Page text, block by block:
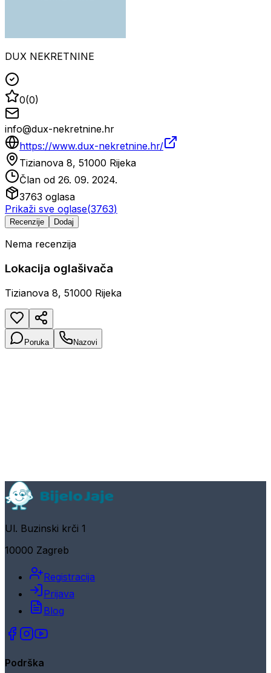
DUX NEKRETNINE
0(0)
info@dux-nekretnine.hr
https://www.dux-nekretnine.hr/
Tizianova 8, 51000 Rijeka
Član od 26. 09. 2024.
3763 oglasa
Prikaži sve oglase(3763)
Recenzije Dodaj
Nema recenzija
Lokacija oglašivača
Tizianova 8, 51000 Rijeka
Poruka Nazovi
Ul. Buzinski krči 1
10000 Zagreb
Registracija
Prijava
Blog
Podrška